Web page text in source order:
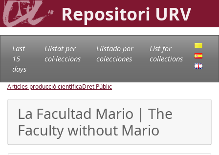
Repositori URV
Last
15
days
Llistat per
col·leccions
Llistado por
colecciones
List for
collections
Articles producció científicaDret Públic
La Facultad Mario | The
Faculty without Mario